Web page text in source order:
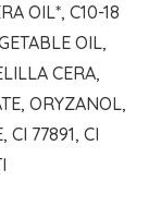
OIL*, C10-18
OIL,
CERA,
ORYZANOL,
CI 77891, CI